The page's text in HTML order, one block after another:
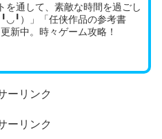
を通して、素敵な時間を過ごし
）」「任侠作品の参考書
新中。時々ゲーム攻略！
ーリンク
ーリンク